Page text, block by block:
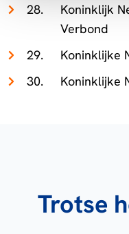
Koninklijk
Verbond
Koninklijke
Koninklijke
Trotse